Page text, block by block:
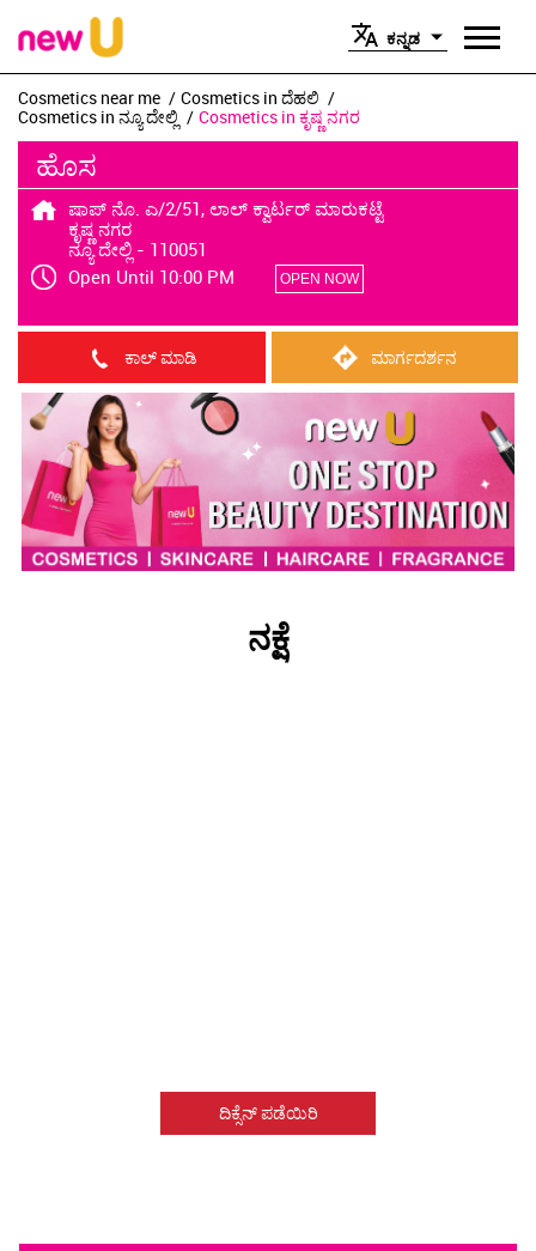
ಕನ್ನಡ
Cosmetics near me
Cosmetics in ದೆಹಲಿ
Cosmetics in ನ್ಯೂ ದೇಲ್ಲಿ
Cosmetics in ಕೃಷ್ಣ ನಗರ
ಹೊಸ
ಷಾಪ್ ನೊ. ಎ/2/51, ಲಾಲ್ ಕ್ವಾರ್ಟರ್ ಮಾರುಕಟ್ಟೆ
ಕೃಷ್ಣ ನಗರ
ನ್ಯೂ ದೇಲ್ಲಿ - 110051
Open Until 10:00 PM
OPEN NOW
ಕಾಲ್ ಮಾಡಿ ಮಾರ್ಗದರ್ಶನ
ನಕ್ಷೆ
ದಿಕ್ಸೆನ್ ಪಡೆಯಿರಿ